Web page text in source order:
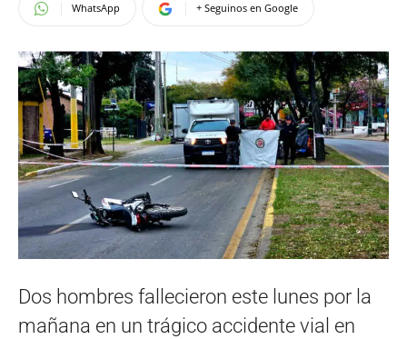
WhatsApp + Seguinos en Google
Dos hombres fallecieron este lunes por la
mañana en un trágico accidente vial en